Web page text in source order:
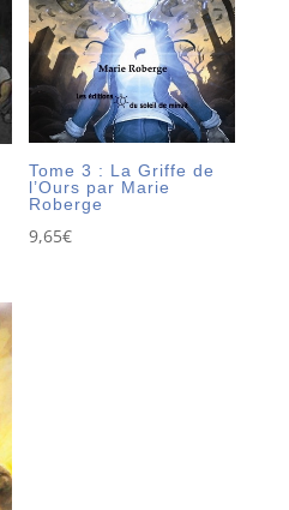
Tome 3 : La Griffe de
l’Ours par Marie
Roberge
9,65€